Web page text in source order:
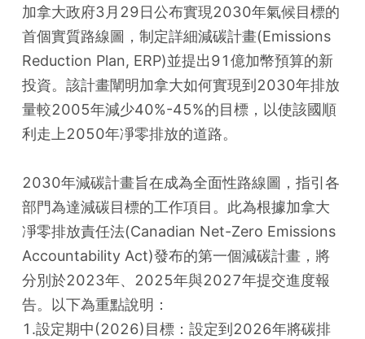
加拿大政府3月29日公布實現2030年氣候目標的
首個實質路線圖，制定詳細減碳計畫(Emissions
Reduction Plan, ERP)並提出91億加幣預算的新
投資。該計畫闡明加拿大如何實現到2030年排放
量較2005年減少40%-45%的目標，以使該國順
利走上2050年凈零排放的道路。
2030年減碳計畫旨在成為全面性路線圖，指引各
部門為達減碳目標的工作項目。此為根據加拿大
凈零排放責任法(Canadian Net-Zero Emissions
Accountability Act)發布的第一個減碳計畫，將
分別於2023年、2025年與2027年提交進度報
告。以下為重點說明：
1.設定期中(2026)目標：設定到2026年將碳排